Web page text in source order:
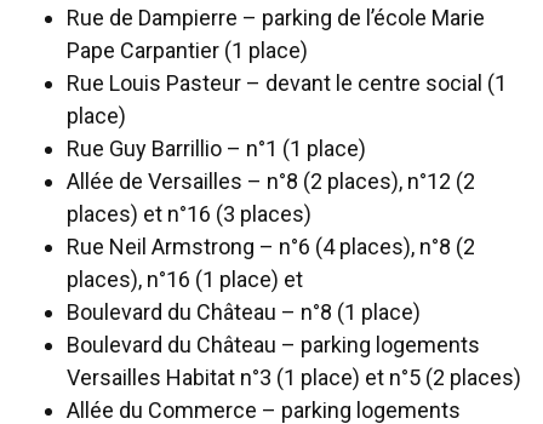
Rue de Dampierre – parking de l’école Marie
Pape Carpantier (1 place)
Rue Louis Pasteur – devant le centre social (1
place)
Rue Guy Barrillio – n°1 (1 place)
Allée de Versailles – n°8 (2 places), n°12 (2
places) et n°16 (3 places)
Rue Neil Armstrong – n°6 (4 places), n°8 (2
places), n°16 (1 place) et
Boulevard du Château – n°8 (1 place)
Boulevard du Château – parking logements
Versailles Habitat n°3 (1 place) et n°5 (2 places)
Allée du Commerce – parking logements